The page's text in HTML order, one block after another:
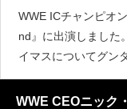
WWE ICチャンピオ
nd』に出演しました
イマスについてグン
す。「個人的にシェ
なぜなら常によりケ
WWE CEOニック